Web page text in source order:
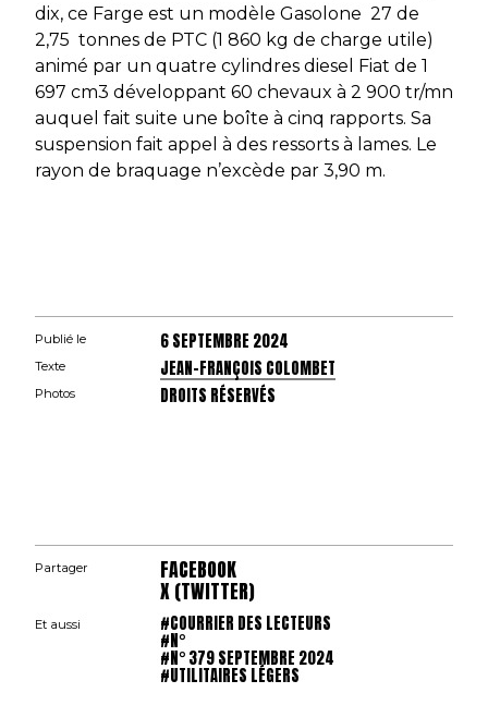
dix, ce Farge est un modèle Gasolone 27 de
2,75 tonnes de PTC (1 860 kg de charge utile)
animé par un quatre cylindres diesel Fiat de 1
697 cm3 développant 60 chevaux à 2 900 tr/mn
auquel fait suite une boîte à cinq rapports. Sa
suspension fait appel à des ressorts à lames. Le
rayon de braquage n’excède par 3,90 m.
Publié le 6 SEPTEMBRE 2024
Texte JEAN-FRANÇOIS COLOMBET
Photos DROITS RÉSERVÉS
Partager FACEBOOK
X (TWITTER)
Et aussi #COURRIER DES LECTEURS
#N°
#N° 379 SEPTEMBRE 2024
#UTILITAIRES LÉGERS